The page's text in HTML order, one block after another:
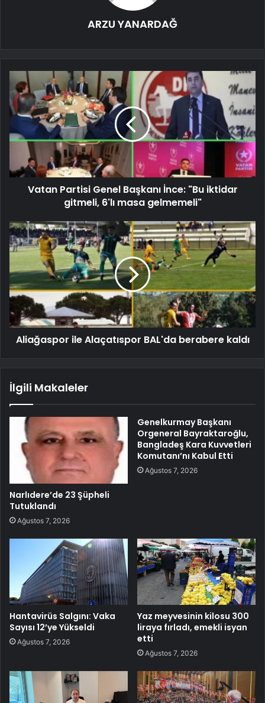
ARZU YANARDAĞ
Vatan Partisi Genel Başkanı İnce: "Bu iktidar
gitmeli, 6'lı masa gelmemeli"
Aliağaspor ile Alaçatıspor BAL'da berabere kaldı
İlgili Makaleler
Narlıdere’de 23 Şüpheli
Tutuklandı
Ağustos 7, 2026
Genelkurmay Başkanı
Orgeneral Bayraktaroğlu,
Bangladeş Kara Kuvvetleri
Komutanı’nı Kabul Etti
Ağustos 7, 2026
Hantavirüs Salgını: Vaka
Sayısı 12’ye Yükseldi
Ağustos 7, 2026
Yaz meyvesinin kilosu 300
liraya fırladı, emekli isyan
etti
Ağustos 7, 2026